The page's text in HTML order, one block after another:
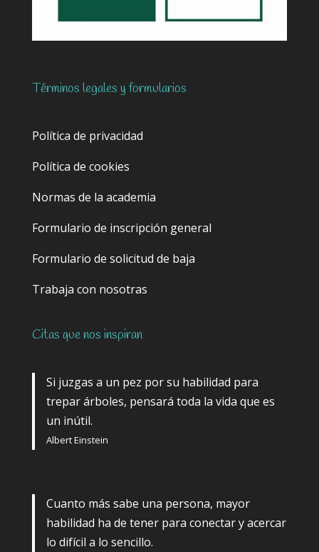
Términos legales y formularios
Política de privacidad
Política de cookies
Normas de la academia
Formulario de inscripción general
Formulario de solicitud de baja
Trabaja con nosotras
Citas que nos inspiran
Si juzgas a un pez por su habilidad para
trepar árboles, pensará toda la vida que es
un inútil.
Albert Einstein
Cuanto más sabe una persona, mayor
habilidad ha de tener para conectar y acercar
lo difícil a lo sencillo.